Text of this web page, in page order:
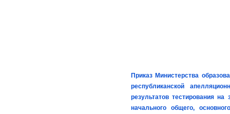
Приказ Министерства
республиканской
результатов тестирования
начального общего,